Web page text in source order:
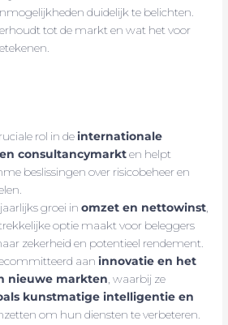
duidelijk te belichten.
tot de markt en wat het voor
rol in deinternationale
consultancymarkten helpt
beslissingen over risicobeheer en
groei inomzet en nettowinst,
optie maakt voor beleggers
zekerheid en potentieel rendement.
aaninnovatie en het
nieuwe markten, waarbij ze
kunstmatige intelligentie en
om hun diensten te verbeteren.